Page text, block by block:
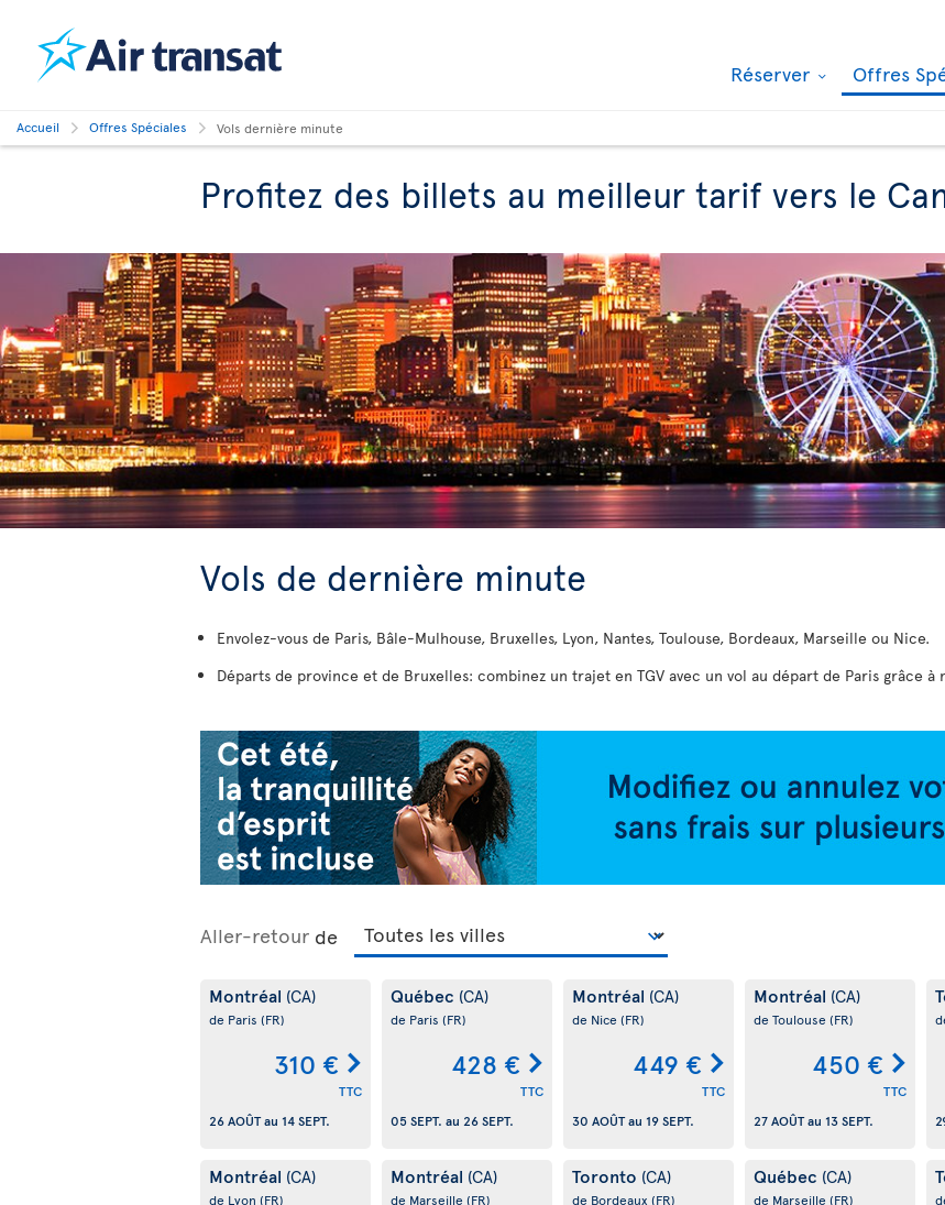
Réserver Offres
Accueil Offres Spéciales Vols dernière minute
Profitez des billets au meilleur tarif vers le
Vols de dernière minute
Envolez-vous de Paris, Bâle-Mulhouse, Bruxelles, Lyon, Nantes, Toulouse, Bordeaux, Marseille ou Nice.
Départs de province et de Bruxelles: combinez un trajet en TGV avec un vol au départ de Paris grâce à
Aller-retour de
Montréal (CA)
de Paris (FR)
310 €
TTC
26 AOÛTau 14 SEPT.
Québec (CA)
de Paris (FR)
428 €
TTC
05 SEPT. au 26 SEPT.
Montréal (CA)
de Nice (FR)
449 €
TTC
30 AOÛTau 19 SEPT.
Montréal (CA)
de Toulouse (FR)
450 €
TTC
27 AOÛTau 13 SEPT.
Montréal (CA)
de Lyon (FR)
Montréal (CA)
de Marseille (FR)
Toronto (CA)
de Bordeaux (FR)
Québec (CA)
de Marseille (FR)